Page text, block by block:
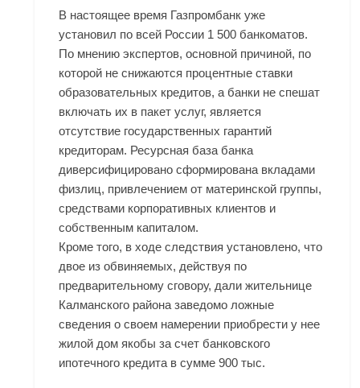
В настоящее время Газпромбанк уже
установил по всей России 1 500 банкоматов.
По мнению экспертов, основной причиной, по
которой не снижаются процентные ставки
образовательных кредитов, а банки не спешат
включать их в пакет услуг, является
отсутствие государственных гарантий
кредиторам. Ресурсная база банка
диверсифицировано сформирована вкладами
физлиц, привлечением от материнской группы,
средствами корпоративных клиентов и
собственным капиталом.
Кроме того, в ходе следствия установлено, что
двое из обвиняемых, действуя по
предварительному сговору, дали жительнице
Калманского района заведомо ложные
сведения о своем намерении приобрести у нее
жилой дом якобы за счет банковского
ипотечного кредита в сумме 900 тыс.